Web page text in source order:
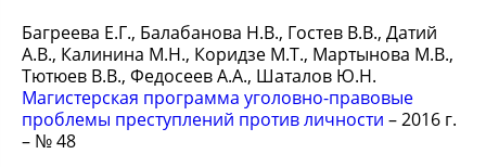
Багреева Е.Г., Балабанова Н.В., Гостев В.В., Датий
А.В., Калинина М.Н., Коридзе М.Т., Мартынова М.В.,
Тютюев В.В., Федосеев А.А., Шаталов Ю.Н.
Магистерская программа уголовно-правовые
проблемы преступлений против личности – 2016 г.
– № 48